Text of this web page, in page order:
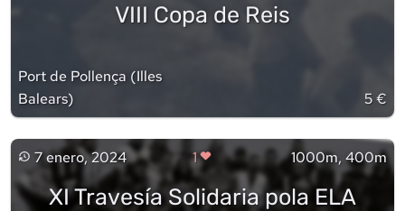
VIII Copa de Reis
Port de Pollença (Illes
Balears) 5 €
7 enero, 2024 1 1000m, 400m
XI Travesía Solidaria pola ELA